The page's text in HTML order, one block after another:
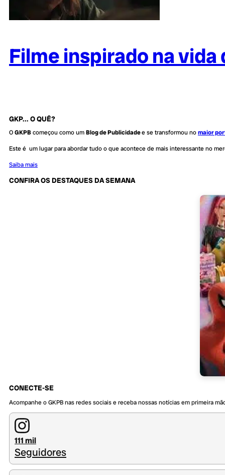
Filme inspirado na
GKP... O QUÊ?
OGKPBcomeçou como umBlog de Publicidadee se transformou nomaior
Este é um lugar para abordar tudo o que acontece de mais interessante no
Saiba mais
CONFIRA OS DESTAQUES DA SEMANA
CONECTE-SE
Acompanhe o GKPB nas redes sociais e receba nossas notícias em primeira
111 mil
Seguidores